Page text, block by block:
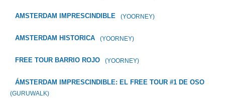
AMSTERDAM IMPRESCINDIBLE (YOORNEY)
AMSTERDAM HISTORICA (YOORNEY)
FREE TOUR BARRIO ROJO (YOORNEY)
ÁMSTERDAM IMPRESCINDIBLE: EL FREE TOUR #1 DE OSO
(GURUWALK)